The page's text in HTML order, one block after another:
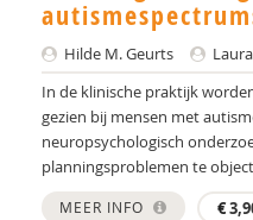
E.C. Bostelaar
H. Boswijk
Serena Botterblom
Frieda Boudesteijn
Hilde M. Geurts
In de klinische praktijk
gezien bij mensen met
neuropsychologisch
planningsproblemen te
MEER INFO €